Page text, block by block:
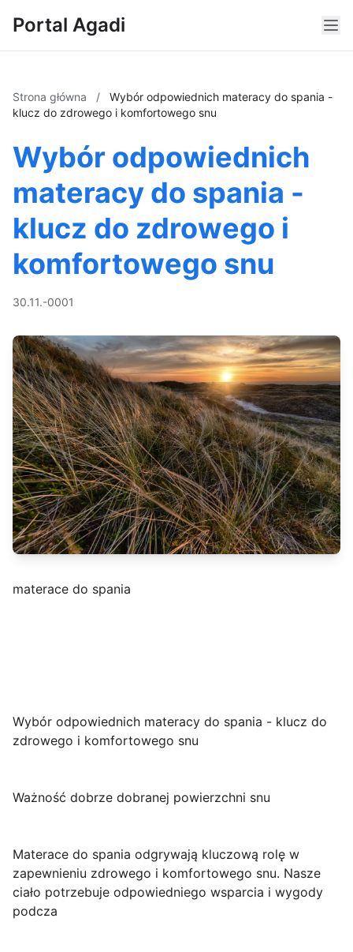
Portal Agadi
Strona główna /
Wybór odpowiednich materacy do spania -
klucz do zdrowego i komfortowego snu
Wybór odpowiednich
materacy do spania -
klucz do zdrowego i
komfortowego snu
30.11.-0001
materace do spania
Wybór odpowiednich materacy do spania - klucz do
zdrowego i komfortowego snu
Ważność dobrze dobranej powierzchni snu
Materace do spania odgrywają kluczową rolę w
zapewnieniu zdrowego i komfortowego snu. Nasze
ciało potrzebuje odpowiedniego wsparcia i wygody
podcza